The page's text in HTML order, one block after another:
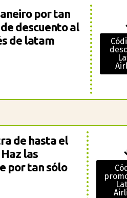
por tan
descuento al
de latam
de hasta el
las
por tan sólo